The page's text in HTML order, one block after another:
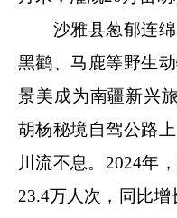
沙雅县葱郁连绵
黑鹳、马鹿等野生
景美成为南疆新兴
胡杨秘境自驾公路
川流不息。2024年
23.4万人次，同比增